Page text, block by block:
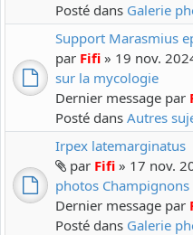
Posté dans Galerie
Support Marasmius
par Fifi » 19 nov.
sur la mycologie
Dernier message par
Posté dans Autres
Irpex latemarginatus
par Fifi » 17 nov.
photos Champignons
Dernier message par
Posté dans Galerie